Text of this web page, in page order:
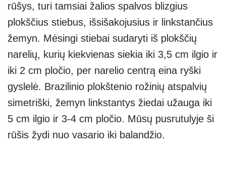
rūšys, turi tamsiai žalios spalvos blizgius
plokščius stiebus, išsišakojusius ir linkstančius
žemyn. Mėsingi stiebai sudaryti iš plokščių
narelių, kurių kiekvienas siekia iki 3,5 cm ilgio ir
iki 2 cm pločio, per narelio centrą eina ryški
gyslelė. Brazilinio plokštenio rožinių atspalvių
simetriški, žemyn linkstantys žiedai užauga iki
5 cm ilgio ir 3-4 cm pločio. Mūsų pusrutulyje ši
rūšis žydi nuo vasario iki balandžio.